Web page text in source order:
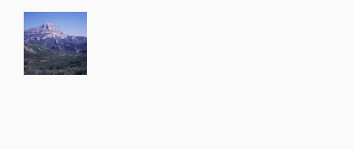
Aller
contenu
principal